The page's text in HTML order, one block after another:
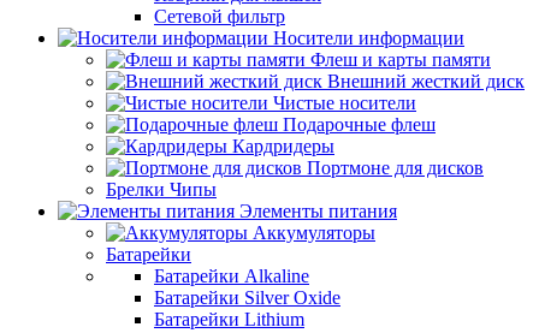
Сетевой фильтр
Носители информации
Флеш и карты памяти
Внешний жесткий диск
Чистые носители
Подарочные флеш
Кардридеры
Портмоне для дисков
Брелки Чипы
Элементы питания
Аккумуляторы
Батарейки
Батарейки Alkaline
Батарейки Silver Oxide
Батарейки Lithium